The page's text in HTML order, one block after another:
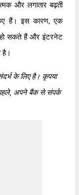
और लगातार बढ़ती
हैं। इस कारण, एक
हो सकते हैं और इंटरनेट
है।
के लिए है। कृपया
अपने बैंक से संपर्क